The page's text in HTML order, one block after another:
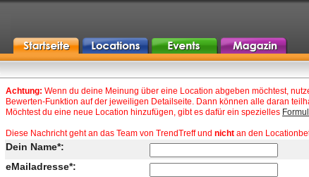
Achtung: Wenn du deine Meinung über eine Location abgeben möchtest,
Bewerten-Funktion auf der jeweiligen Detailseite. Dann können alle daran
Möchtest du eine neue Location hinzufügen, gibt es dafür ein spezielles
Diese Nachricht geht an das Team von TrendTreff und nicht an den
Dein Name*:
eMailadresse*: